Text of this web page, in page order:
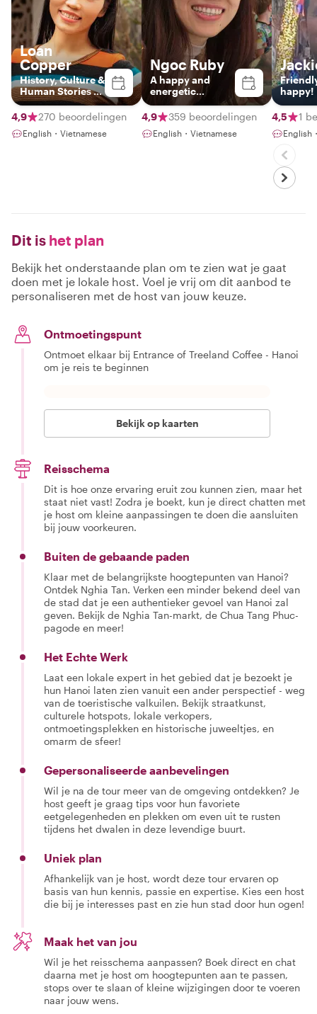
Loan
Copper
History, Culture &
Human Stories of
Vietnam
4,9
270 beoordelingen
English・Vietnamese
Ngoc Ruby
A happy and
energetic
Hanoian
4,9
359 beoordelingen
English・Vietnamese
happy!
4,5 1
English
Dit is het plan
Bekijk het onderstaande plan om te zien wat je gaat
doen met je lokale host. Voel je vrij om dit aanbod te
personaliseren met de host van jouw keuze.
Ontmoetingspunt
Ontmoet elkaar bij Entrance of Treeland Coffee - Hanoi
om je reis te beginnen
Bekijk op kaarten
Reisschema
Dit is hoe onze ervaring eruit zou kunnen zien, maar het
staat niet vast! Zodra je boekt, kun je direct chatten met
je host om kleine aanpassingen te doen die aansluiten
bij jouw voorkeuren.
Buiten de gebaande paden
Klaar met de belangrijkste hoogtepunten van Hanoi?
Ontdek Nghia Tan. Verken een minder bekend deel van
de stad dat je een authentieker gevoel van Hanoi zal
geven. Bekijk de Nghia Tan-markt, de Chua Tang Phuc-
pagode en meer!
Het Echte Werk
Laat een lokale expert in het gebied dat je bezoekt je
hun Hanoi laten zien vanuit een ander perspectief - weg
van de toeristische valkuilen. Bekijk straatkunst,
culturele hotspots, lokale verkopers,
ontmoetingsplekken en historische juweeltjes, en
omarm de sfeer!
Gepersonaliseerde aanbevelingen
Wil je na de tour meer van de omgeving ontdekken? Je
host geeft je graag tips voor hun favoriete
eetgelegenheden en plekken om even uit te rusten
tijdens het dwalen in deze levendige buurt.
Uniek plan
Afhankelijk van je host, wordt deze tour ervaren op
basis van hun kennis, passie en expertise. Kies een host
die bij je interesses past en zie hun stad door hun ogen!
Maak het van jou
Wil je het reisschema aanpassen? Boek direct en chat
daarna met je host om hoogtepunten aan te passen,
stops over te slaan of kleine wijzigingen door te voeren
naar jouw wens.